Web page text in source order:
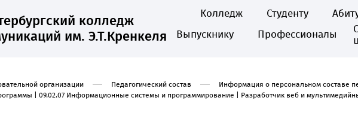
колледж
им. Э.Т.Кренкеля
Колледж Студенту
Выпускнику
Профессионалы
организации Педагогический состав
Информация о персональном составе
| 09.02.07 Информационные системы и программирование | Разработчик веб и